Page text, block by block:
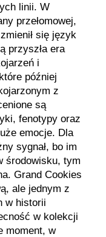
linii. W
przełomowej,
się język
przyszła era
i
później
z
są
fenotypy oraz
emocje. Dla
sygnał, bo im
środowisku, tym
Grand Cookies
ale jednym z
w historii
w kolekcji
moment, w